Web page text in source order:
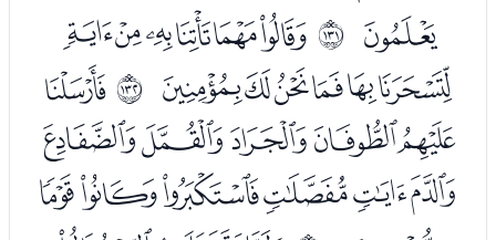
ﭨ ﲂ ﭪﭫﭬﭭﭮﭯ
ﭰﭱﭲﭳﭴﭵ ﲃﭷ
ﭸﭹﭺﭻﭼ
ﭽﭾﭿﮀﮁﮂ